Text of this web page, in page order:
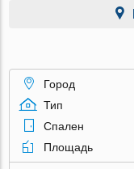
Город
Тип
Спален
Площадь